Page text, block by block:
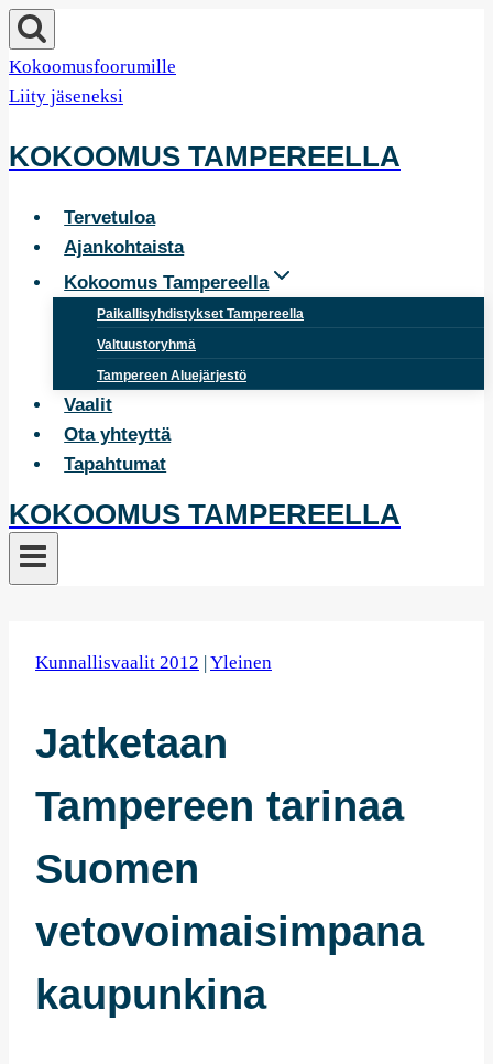
Siirry
sisältöön
Kokoomusfoorumille
Liity jäseneksi
KOKOOMUS TAMPEREELLA
Tervetuloa
Ajankohtaista
Kokoomus Tampereella
Paikallisyhdistykset Tampereella
Valtuustoryhmä
Tampereen Aluejärjestö
Vaalit
Ota yhteyttä
Tapahtumat
KOKOOMUS TAMPEREELLA
Kunnallisvaalit 2012 |Yleinen
Jatketaan
Tampereen tarinaa
Suomen
vetovoimaisimpana
kaupunkina